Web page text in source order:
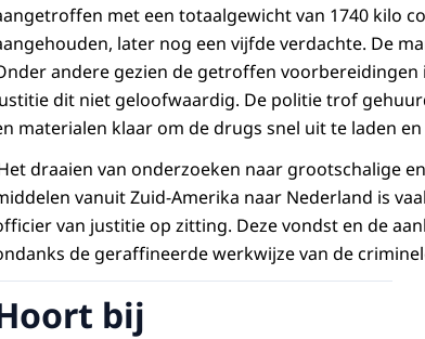
met een totaalgewicht van 1740 kilo
later nog een vijfde verdachte. De
andere gezien de getroffen
dit niet geloofwaardig. De politie trof
materialen klaar om de drugs snel uit te laden
draaien van onderzoeken naar grootschalige
vanuit Zuid-Amerika naar Nederland is
van justitie op zitting. Deze vondst en de
de geraffineerde werkwijze van de
bij